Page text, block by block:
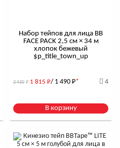
Набор тейпов для лица BB
FACE PACK 2,5 см × 34 м
хлопок бежевый
$р_title_town_up
2 430 Р 1 815 Р/ 1 490 Р* 4
В корзину